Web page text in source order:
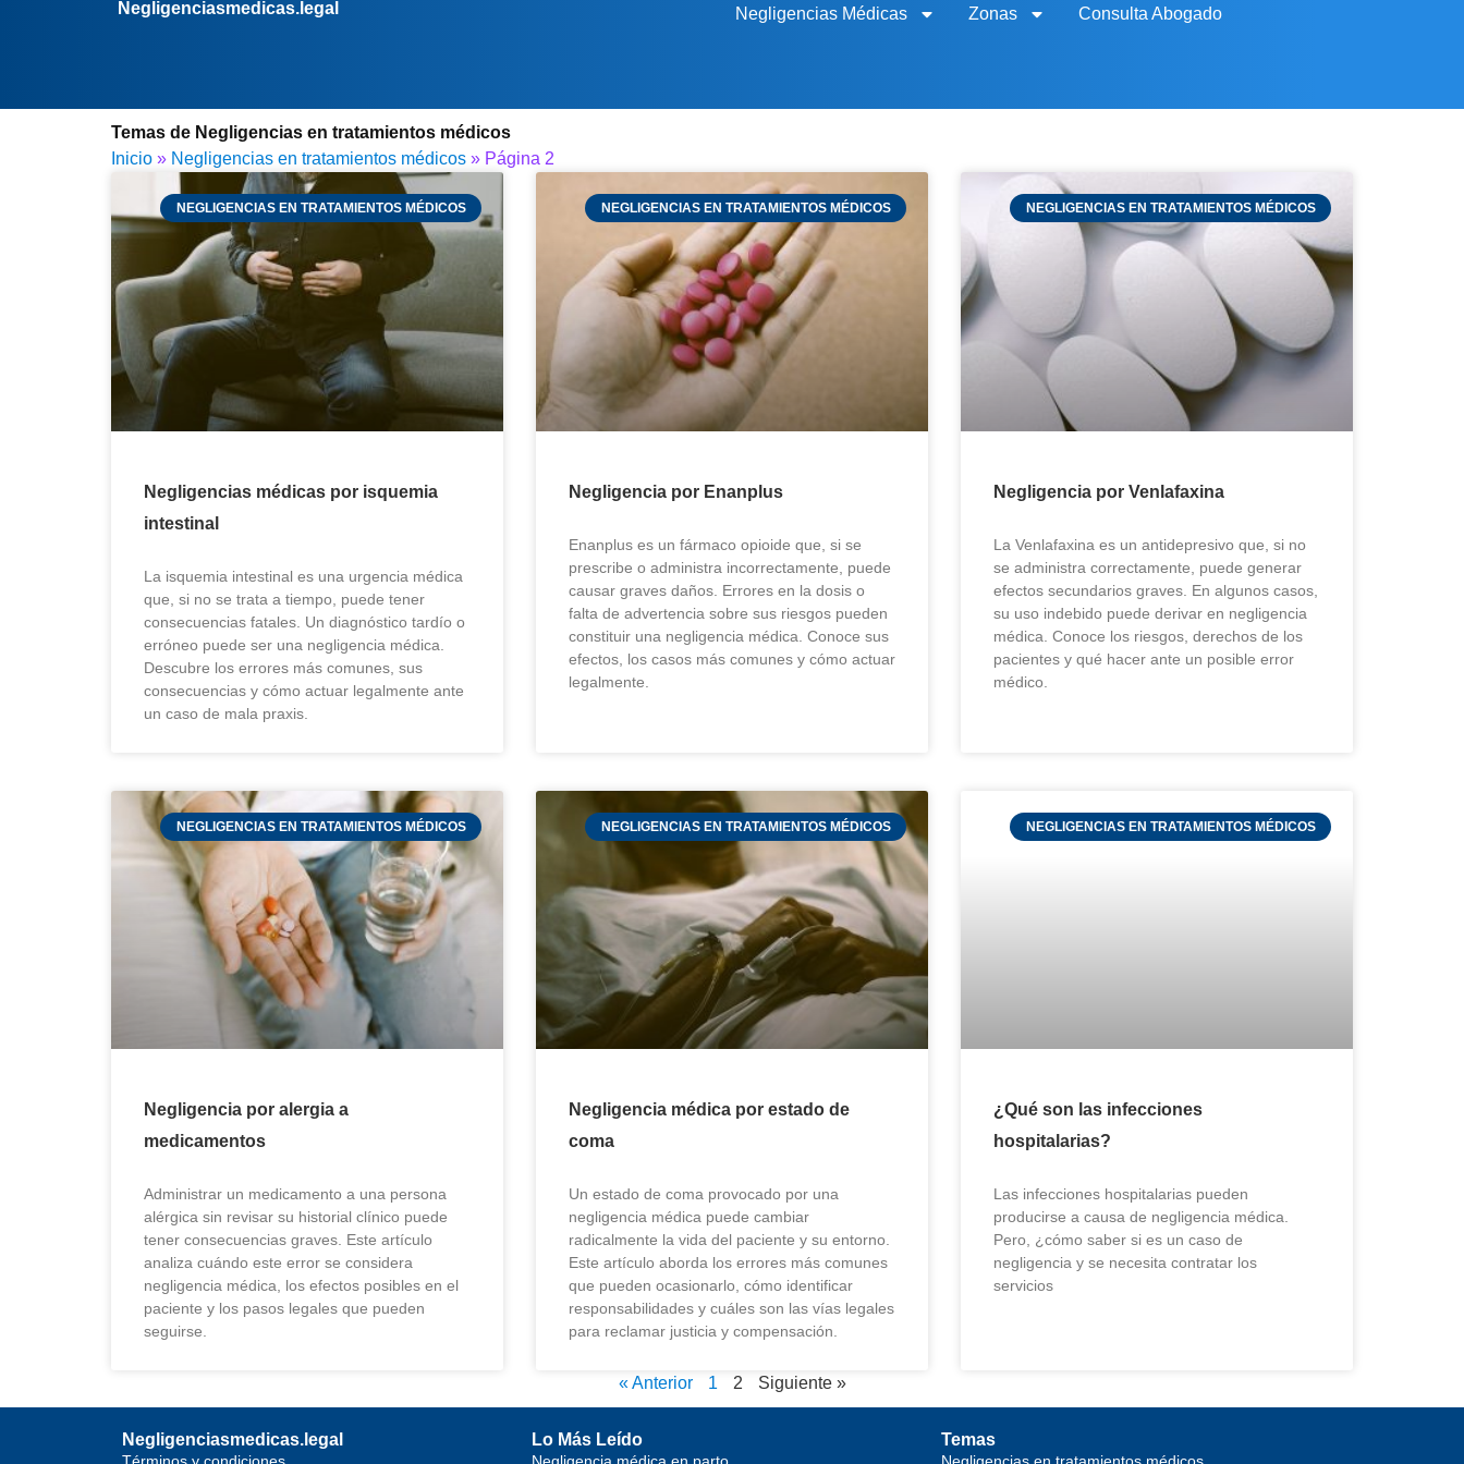
Negligenciasmedicas.legal Negligencias Médicas Zonas Consulta Abogado
Temas de Negligencias en tratamientos médicos
Inicio » Negligencias en tratamientos médicos » Página 2
NEGLIGENCIAS EN TRATAMIENTOS MÉDICOS
Negligencias médicas por isquemia
intestinal
La isquemia intestinal es una urgencia médica
que, si no se trata a tiempo, puede tener
consecuencias fatales. Un diagnóstico tardío o
erróneo puede ser una negligencia médica.
Descubre los errores más comunes, sus
consecuencias y cómo actuar legalmente ante
un caso de mala praxis.
NEGLIGENCIAS EN TRATAMIENTOS MÉDICOS
Negligencia por Enanplus
Enanplus es un fármaco opioide que, si se
prescribe o administra incorrectamente, puede
causar graves daños. Errores en la dosis o
falta de advertencia sobre sus riesgos pueden
constituir una negligencia médica. Conoce sus
efectos, los casos más comunes y cómo actuar
legalmente.
NEGLIGENCIAS EN TRATAMIENTOS MÉDICOS
Negligencia por Venlafaxina
La Venlafaxina es un antidepresivo que, si no
se administra correctamente, puede generar
efectos secundarios graves. En algunos casos,
su uso indebido puede derivar en negligencia
médica. Conoce los riesgos, derechos de los
pacientes y qué hacer ante un posible error
médico.
NEGLIGENCIAS EN TRATAMIENTOS MÉDICOS
Negligencia por alergia a
medicamentos
Administrar un medicamento a una persona
alérgica sin revisar su historial clínico puede
tener consecuencias graves. Este artículo
analiza cuándo este error se considera
negligencia médica, los efectos posibles en el
paciente y los pasos legales que pueden
seguirse.
NEGLIGENCIAS EN TRATAMIENTOS MÉDICOS
Negligencia médica por estado de
coma
Un estado de coma provocado por una
negligencia médica puede cambiar
radicalmente la vida del paciente y su entorno.
Este artículo aborda los errores más comunes
que pueden ocasionarlo, cómo identificar
responsabilidades y cuáles son las vías legales
para reclamar justicia y compensación.
NEGLIGENCIAS EN TRATAMIENTOS MÉDICOS
¿Qué son las infecciones
hospitalarias?
Las infecciones hospitalarias pueden
producirse a causa de negligencia médica.
Pero, ¿cómo saber si es un caso de
negligencia y se necesita contratar los
servicios
« Anterior 1 2 Siguiente »
Negligenciasmedicas.legal Lo Más Leído Temas